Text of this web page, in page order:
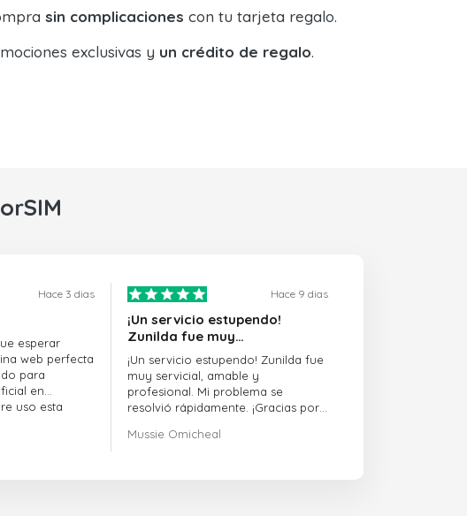
sin complicaciones con tu tarjeta regalo.
exclusivas y un crédito de regalo.
Hace 3 dias
esperar
web perfecta
para
en
uso esta
Hace 9 dias
¡Un servicio estupendo!
Zunilda fue muy…
¡Un servicio estupendo! Zunilda fue
muy servicial, amable y
profesional. Mi problema se
resolvió rápidamente. ¡Gracias por
Mussie Omicheal